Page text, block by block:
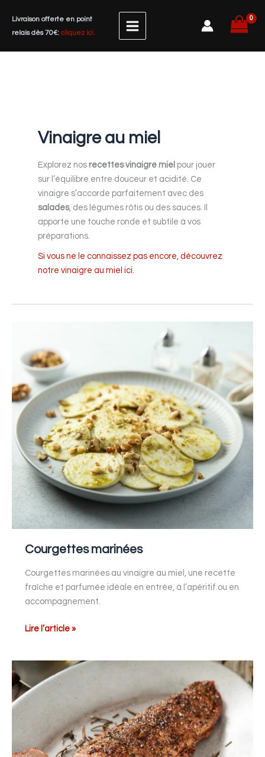
contenu
Livraison offerte en point
relais dès 70€: cliquez ici.
Vinaigre au miel
Explorez nos recettes vinaigre miel pour jouer
sur l’équilibre entre douceur et acidité. Ce
vinaigre s’accorde parfaitement avec des
salades, des légumes rôtis ou des sauces. Il
apporte une touche ronde et subtile à vos
préparations.
Si vous ne le connaissez pas encore, découvrez
notre vinaigre au miel ici.
Courgettes marinées
Courgettes marinées au vinaigre au miel, une recette
fraîche et parfumée idéale en entrée, à l’apéritif ou en
accompagnement.
Lire l’article »
de
porc